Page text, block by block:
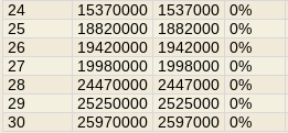
24
15370000 1537000 0%
25
18820000 1882000 0%
26
19420000 1942000 0%
27
19980000 1998000 0%
28
24470000 2447000 0%
29
25250000 2525000 0%
30
25970000 2597000 0%